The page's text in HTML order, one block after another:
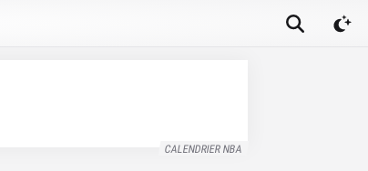
CALENDRIER NBA